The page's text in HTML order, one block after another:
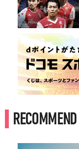
RECOMMEND